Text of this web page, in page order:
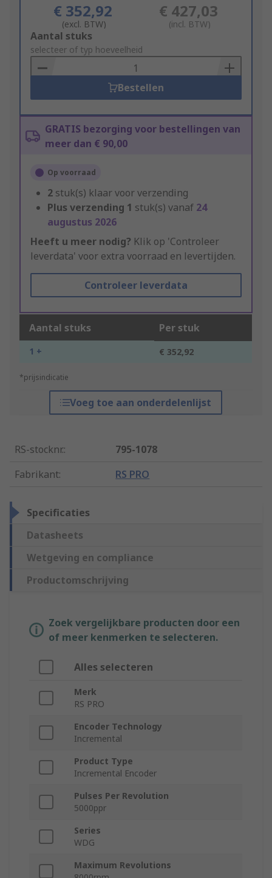
€ 352,92
(excl. BTW)
€ 427,03
(incl. BTW)
Add
to
Basket
Aantal stuks
selecteer of typ hoeveelheid
Bestellen
GRATIS bezorging voor bestellingen van
meer dan € 90,00
Op voorraad
2 stuk(s) klaar voor verzending
Plus verzending 1 stuk(s) vanaf 24
augustus 2026
Heeft u meer nodig? Klik op 'Controleer
leverdata' voor extra voorraad en levertijden.
Controleer leverdata
Aantal stuks Per stuk
1 + € 352,92
*prijsindicatie
Voeg toe aan onderdelenlijst
RS-stocknr.:
795-1078
Fabrikant: RS PRO
Specificaties
Datasheets
Wetgeving en compliance
Productomschrijving
Zoek vergelijkbare producten door een
of meer kenmerken te selecteren.
Alles selecteren
Merk
RS PRO
Encoder Technology
Incremental
Product Type
Incremental Encoder
Pulses Per Revolution
5000ppr
Series
WDG
Maximum Revolutions